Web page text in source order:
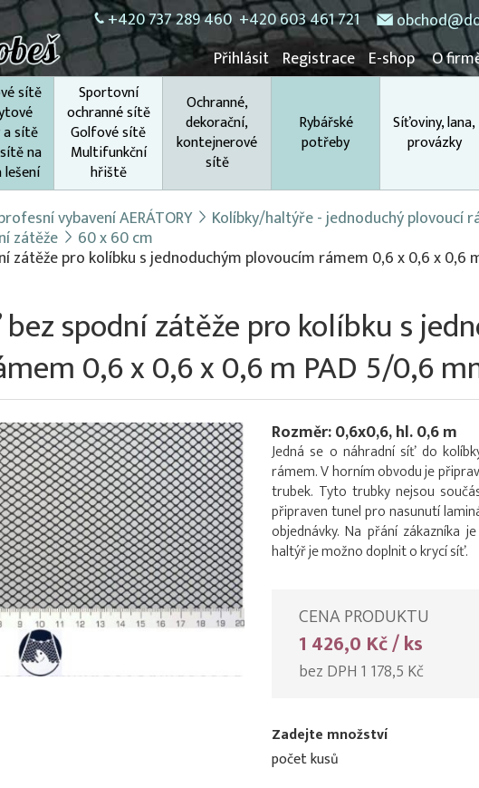
+420 737 289 460 +420 603 461 721
Přihlásit Registrace E-shop O
sítě
a sítě
na
Sportovní
ochranné sítě
Golfové sítě
Multifunkční
hřiště
Ochranné,
dekorační,
kontejnerové
sítě
Rybářské
potřeby
Síťoviny, lana,
provázky
vybavení AERÁTORY Kolíbky/haltýře - jednoduchý plovoucí
zátěže 60 x 60 cm
zátěže pro kolíbku s jednoduchým plovoucím rámem 0,6 x 0,6 x 0,6
spodní zátěže pro kolíbku s
0,6 x 0,6 x 0,6 m PAD 5/0,6
Rozměr: 0,6x0,6, hl. 0,6 m
Jedná se o náhradní síť do
rámem. V horním obvodu je
trubek. Tyto trubky nejsou
připraven tunel pro nasunutí
objednávky. Na přání zákazníka
haltýř je možno doplnit o krycí síť.
CENA PRODUKTU
1 426,0 Kč / ks
bez DPH 1 178,5 Kč
Zadejte množství
počet kusů